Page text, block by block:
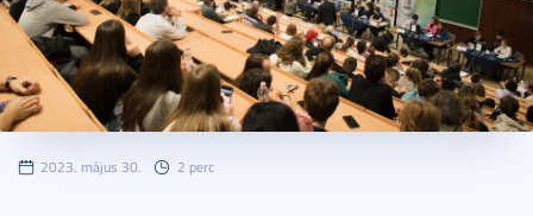
2023. május 30. 2 perc